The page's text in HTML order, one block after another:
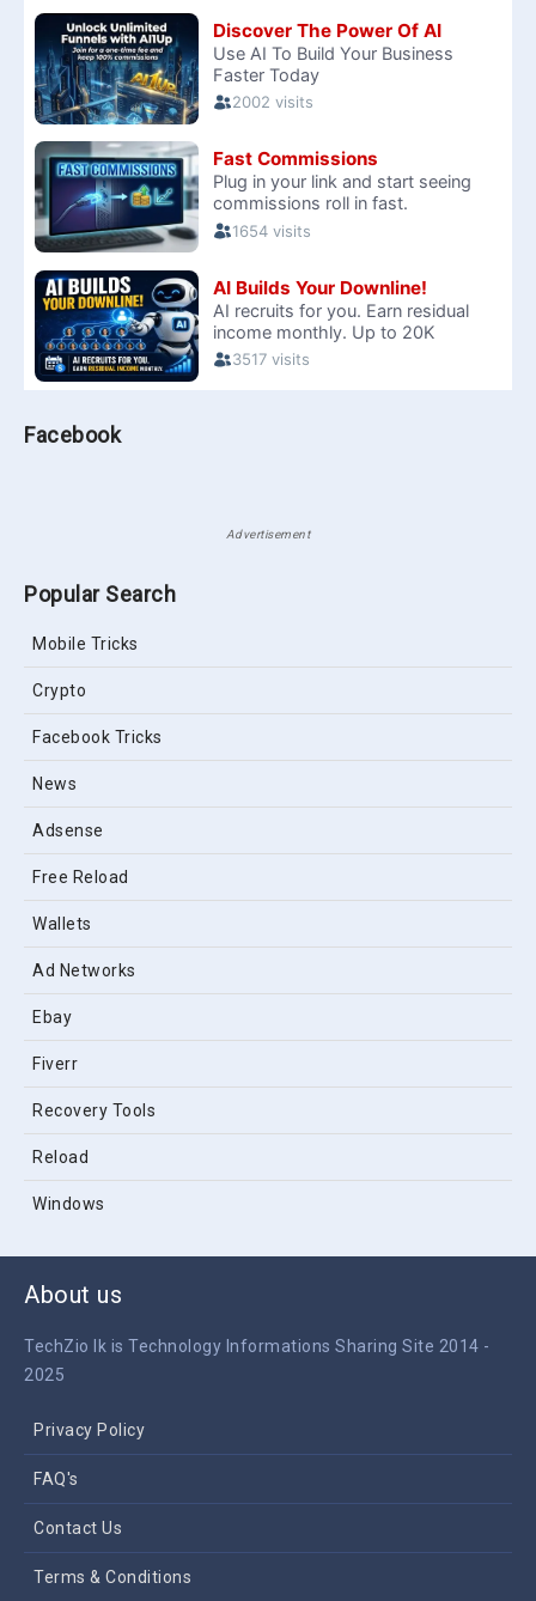
Facebook
Advertisement
Popular Search
Mobile Tricks
Crypto
Facebook Tricks
News
Adsense
Free Reload
Wallets
Ad Networks
Ebay
Fiverr
Recovery Tools
Reload
Windows
About us
TechZio lk is Technology Informations Sharing Site 2014 -
2025
Privacy Policy
FAQ's
Contact Us
Terms & Conditions